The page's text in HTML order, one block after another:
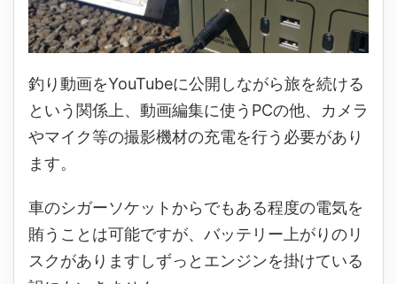
釣り動画をYouTubeに公開しながら旅を続ける
という関係上、動画編集に使うPCの他、カメラ
やマイク等の撮影機材の充電を行う必要があり
ます。
車のシガーソケットからでもある程度の電気を
賄うことは可能ですが、バッテリー上がりのリ
スクがありますしずっとエンジンを掛けている